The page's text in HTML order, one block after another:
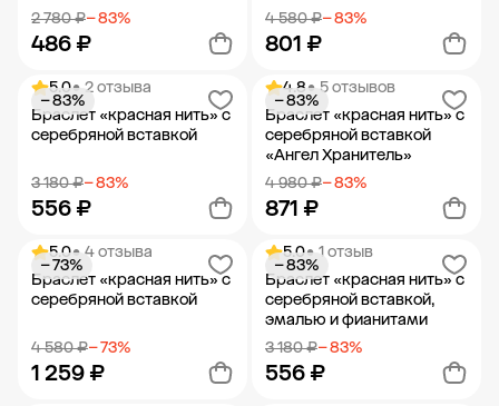
2 780 ₽− 83%
486 ₽
Добавить в корзину
4 580 ₽− 83%
801 ₽
Добавить в корзину
5.0• 2 отзыва
Браслет «красная нить» с
серебряной вставкой
3 180 ₽− 83%
556 ₽
− 83%
Добавить в корзину
4.8• 5 отзывов
Браслет «красная нить» с
серебряной вставкой
«Ангел Хранитель»
4 980 ₽− 83%
871 ₽
− 83%
Добавить в корзину
5.0• 4 отзыва
Браслет «красная нить» с
серебряной вставкой
4 580 ₽− 73%
1 259 ₽
− 73%
5.0• 1 отзыв
Браслет «красная нить» с
серебряной вставкой,
эмалью и фианитами
3 180 ₽− 83%
556 ₽
− 83%